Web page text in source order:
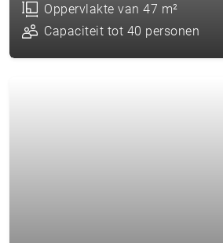
Oppervlakte van 47 m²
Capaciteit tot 40 personen